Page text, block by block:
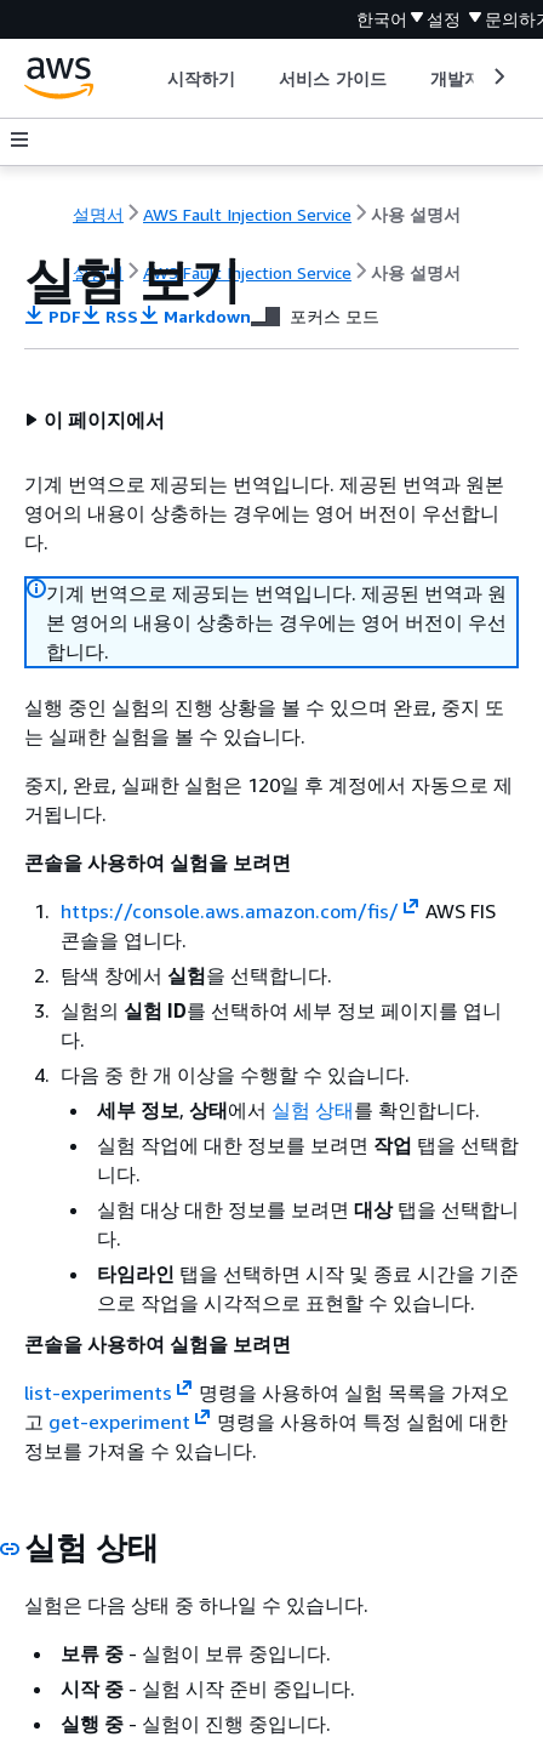
한국어 설정 문의하
시작하기 서비스 가이드 개발자 도구
설명서 AWS Fault Injection Service 사용 설명서
설명서 AWS Fault Injection Service 사용 설명서
실험 보기
PDF RSS Markdown 포커스 모드
이 페이지에서
기계 번역으로 제공되는 번역입니다. 제공된 번역과 원본
영어의 내용이 상충하는 경우에는 영어 버전이 우선합니
다.
기계 번역으로 제공되는 번역입니다. 제공된 번역과 원
본 영어의 내용이 상충하는 경우에는 영어 버전이 우선
합니다.
실행 중인 실험의 진행 상황을 볼 수 있으며 완료, 중지 또
는 실패한 실험을 볼 수 있습니다.
중지, 완료, 실패한 실험은 120일 후 계정에서 자동으로 제
거됩니다.
콘솔을 사용하여 실험을 보려면
https://console.aws.amazon.com/fis/
AWS FIS
콘솔을 엽니다.
탐색 창에서 실험을 선택합니다.
실험의 실험 ID를 선택하여 세부 정보 페이지를 엽니
다.
다음 중 한 개 이상을 수행할 수 있습니다.
세부 정보, 상태에서 실험 상태를 확인합니다.
실험 작업에 대한 정보를 보려면 작업 탭을 선택합
니다.
실험 대상 대한 정보를 보려면 대상탭을 선택합니
다.
타임라인 탭을 선택하면 시작 및 종료 시간을 기준
으로 작업을 시각적으로 표현할 수 있습니다.
콘솔을 사용하여 실험을 보려면
list-experiments
명령을 사용하여 실험 목록을 가져오
고 get-experiment
명령을 사용하여 특정 실험에 대한
정보를 가져올 수 있습니다.
실험 상태
실험은 다음 상태 중 하나일 수 있습니다.
보류 중 - 실험이 보류 중입니다.
시작 중 - 실험 시작 준비 중입니다.
실행 중 - 실험이 진행 중입니다.